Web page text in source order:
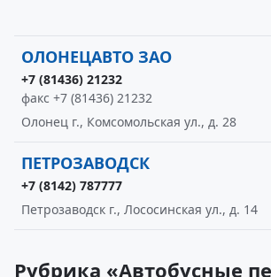
ОЛОНЕЦАВТО ЗАО
+7 (81436) 21232
факс +7 (81436) 21232
Олонец г., Комсомольская ул., д. 28
ПЕТРОЗАВОДСК
+7 (8142) 787777
Петрозаводск г., Лососинская ул., д. 14
Рубрика «Автобусные